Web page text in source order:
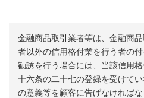
金融商品取引業者等は、金融商
者以外の信用格付業を行う者の
勧誘を行う場合には、当該信用
十六条の二十七の登録を受けて
の意義等を顧客に告げなければ